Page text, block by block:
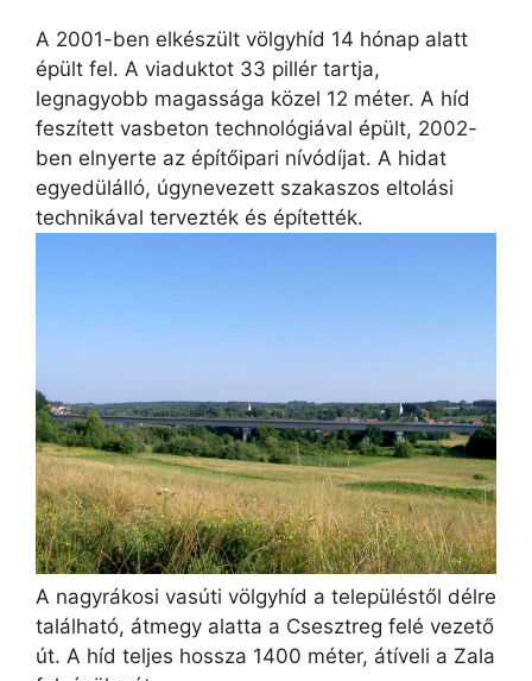
A 2001-ben elkészült völgyhíd 14 hónap alatt
épült fel. A viaduktot 33 pillér tartja,
legnagyobb magassága közel 12 méter. A híd
feszített vasbeton technológiával épült, 2002-
ben elnyerte az építőipari nívódíjat. A hidat
egyedülálló, úgynevezett szakaszos eltolási
technikával tervezték és építették.
A nagyrákosi vasúti völgyhíd a településtől délre
található, átmegy alatta a Csesztreg felé vezető
út. A híd teljes hossza 1400 méter, átíveli a Zala